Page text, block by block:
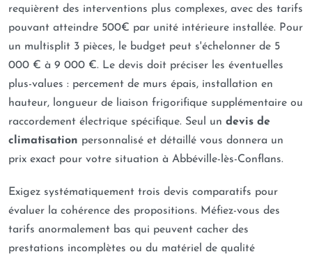
requièrent des interventions plus complexes, avec des tarifs
pouvant atteindre 500€ par unité intérieure installée. Pour
un multisplit 3 pièces, le budget peut s'échelonner de 5
000 € à 9 000 €. Le devis doit préciser les éventuelles
plus-values : percement de murs épais, installation en
hauteur, longueur de liaison frigorifique supplémentaire ou
raccordement électrique spécifique. Seul un devis de
climatisation personnalisé et détaillé vous donnera un
prix exact pour votre situation à Abbéville-lès-Conflans.
Exigez systématiquement trois devis comparatifs pour
évaluer la cohérence des propositions. Méfiez-vous des
tarifs anormalement bas qui peuvent cacher des
prestations incomplètes ou du matériel de qualité